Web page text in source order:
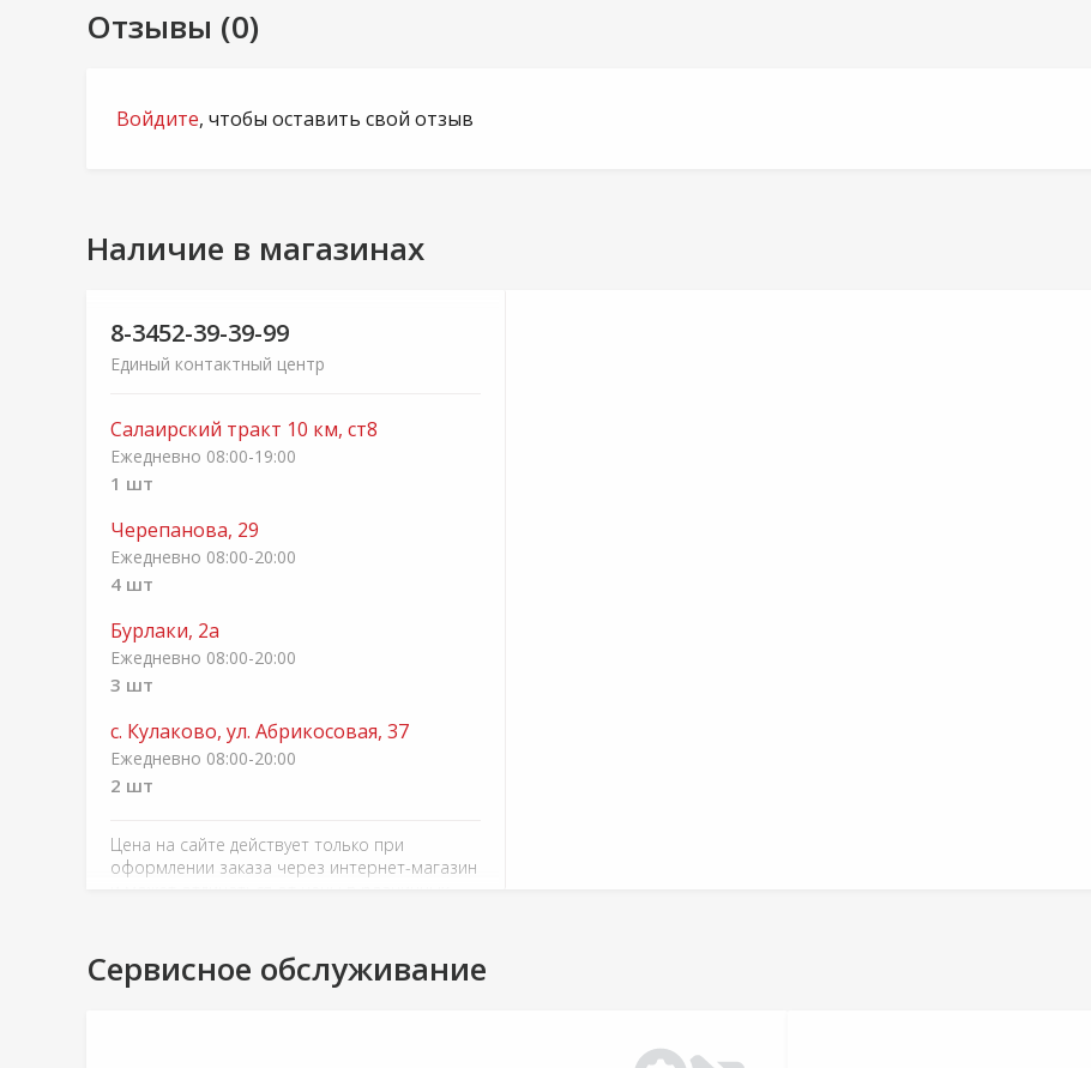
Отзывы (0)
Войдите, чтобы оставить свой отзыв
Наличие в магазинах
8-3452-39-39-99
Единый контактный центр
Салаирский тракт 10 км, ст8
Ежедневно 08:00-19:00
1 шт
Черепанова, 29
Ежедневно 08:00-20:00
4 шт
Бурлаки, 2а
Ежедневно 08:00-20:00
3 шт
с. Кулаково, ул. Абрикосовая, 37
Ежедневно 08:00-20:00
2 шт
Цена на сайте действует только при
оформлении заказа через интернет-магазин
Сервисное обслуживание